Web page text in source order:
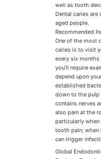
well as tooth
Dental caries
aged people.
Recommended
One of the most
caries is to visit
every six
you’ll require
depend upon
established
down to the pulp
contains nerves
also pain at the
particularly
tooth pain, when
can trigger
Global